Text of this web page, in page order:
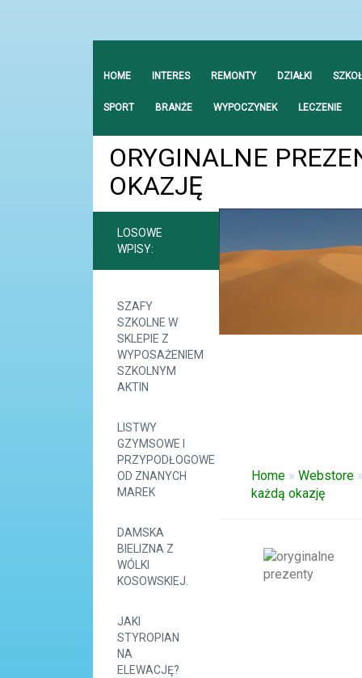
HOME INTERES REMONTY DZIAŁKI
SPORT BRANŻE WYPOCZYNEK LECZENIE
ORYGINALNE
OKAZJĘ
LOSOWE
WPISY:
SZAFY
SZKOLNE W
SKLEPIE Z
WYPOSAŻENIEM
SZKOLNYM
AKTIN
LISTWY
GZYMSOWE I
PRZYPODŁOGOWE
OD ZNANYCH
MAREK
DAMSKA
BIELIZNA Z
WÓLKI
KOSOWSKIEJ.
JAKI
STYROPIAN
NA
ELEWACJĘ?
Home »Webstore
każdą okazję